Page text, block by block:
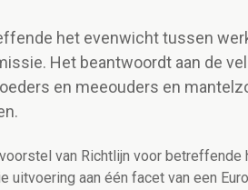
het evenwicht tussen
Het beantwoordt aan de
en meeouders en
van Richtlijn voor betreffende
aan één facet van een